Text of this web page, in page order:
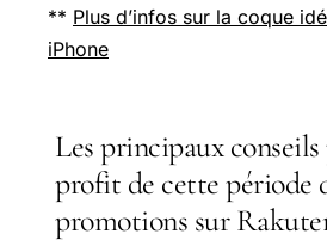
** Plus d’infos sur la coque
iPhone
Les principaux
profit de cette période
promotions sur